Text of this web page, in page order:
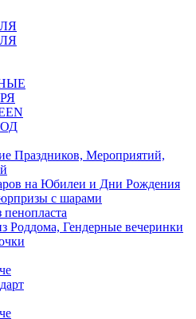
Праздников, Мероприятий,
на Юбилеи и Дни Рождения
с шарами
пенопласта
Роддома, Гендерные вечеринки